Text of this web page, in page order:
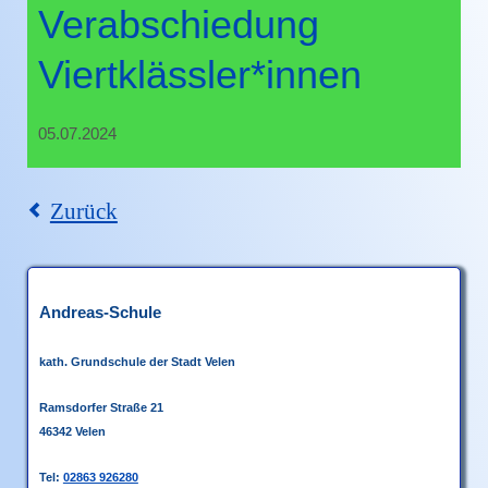
Verabschiedung
Viertklässler*innen
05.07.2024
Zurück
Andreas-Schule
kath. Grundschule der Stadt Velen
Ramsdorfer Straße 21
46342 Velen
Tel: 02863 926280